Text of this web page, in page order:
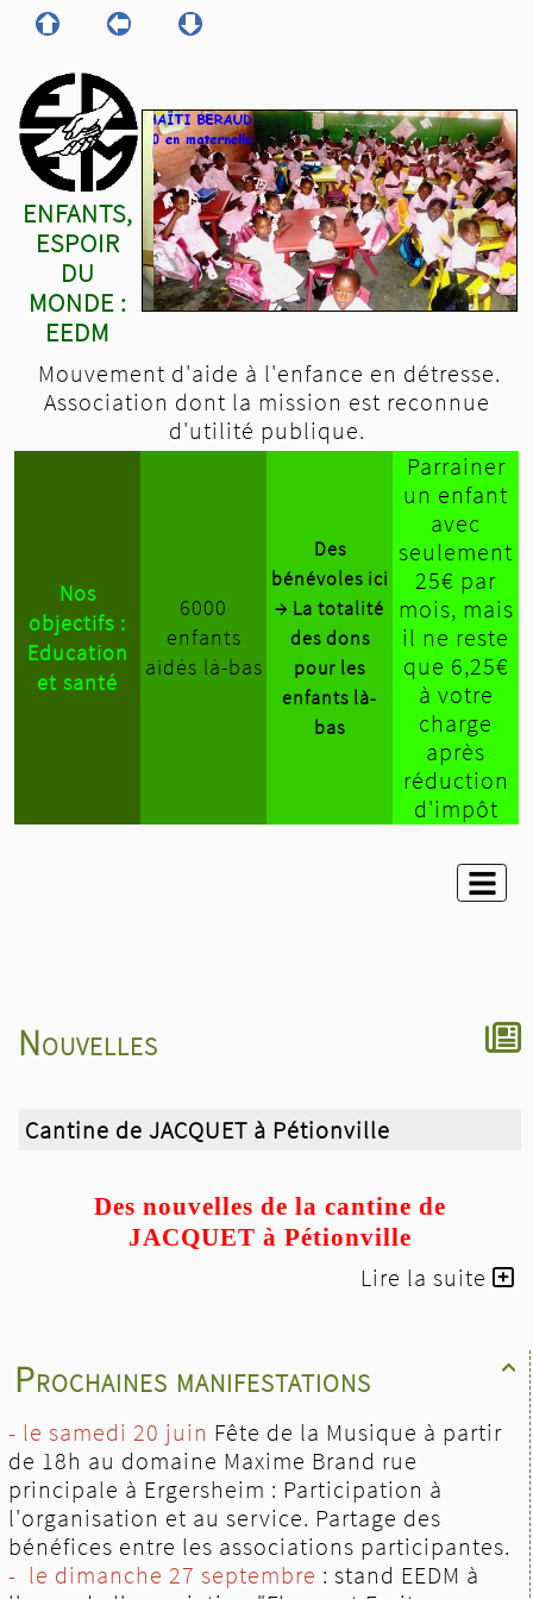
ENFANTS,
ESPOIR
DU
MONDE :
EEDM
Mouvement d'aide à l'enfance en détresse.
Association dont la mission est reconnue
d'utilité publique.
Nos
objectifs :
Education
et santé
6000
enfants
aidés là-bas
Des
bénévoles ici
→ La totalité
des dons
pour les
enfants là-
bas
Parrainer
un enfant
avec
seulement
25€ par
mois, mais
il ne reste
que 6,25€
à votre
charge
après
réduction
d'impôt

Prochaines manifestations
- le samedi 20 juin Fête de la Musique à partir
de 18h au domaine Maxime Brand rue
principale à Ergersheim : Participation à
l'organisation et au service. Partage des
bénéfices entre les associations participantes.
- le dimanche 27 septembre : stand EEDM à
Nouvelles
Cantine de JACQUET à Pétionville
Des nouvelles de la cantine de
JACQUET à Pétionville
Trois cents dix-neuf enfants de classes maternelles
Lire la suite